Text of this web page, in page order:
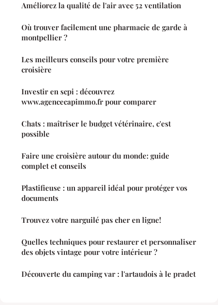
Améliorez la qualité de l'air avec 52 ventilation
Où trouver facilement une pharmacie de garde à
montpellier ?
Les meilleurs conseils pour votre première
croisière
Investir en scpi : découvrez
www.agencecapimmo.fr pour comparer
Chats : maîtriser le budget vétérinaire, c'est
possible
Faire une croisière autour du monde: guide
complet et conseils
Plastifieuse : un appareil idéal pour protéger vos
documents
Trouvez votre narguilé pas cher en ligne!
Quelles techniques pour restaurer et personnaliser
des objets vintage pour votre intérieur ?
Découverte du camping var : l'artaudois à le pradet